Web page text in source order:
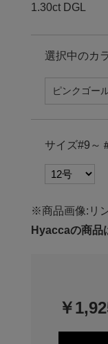
1.30ct DGL
選択中のカ
ピンクゴー
サイズ#9～
※商品画像:リ
Hyaccaの商品
￥